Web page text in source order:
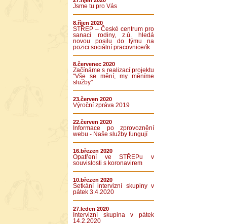
Jsme tu pro Vás
8.říjen 2020
STŘEP – České centrum pro
sanaci rodiny, z.ú. hledá
novou posilu do týmu na
pozici sociální pracovnice/ík
8.červenec 2020
Začínáme s realizací projektu
"Vše se mění, my měníme
služby"
23.červen 2020
Výroční zpráva 2019
22.červen 2020
Informace po zprovoznění
webu - Naše služby fungují
16.březen 2020
Opatření ve STŘEPu v
souvislosti s koronavirem
10.březen 2020
Setkání intervizní skupiny v
pátek 3.4.2020
27.leden 2020
Intervizní skupina v pátek
14.2.2020